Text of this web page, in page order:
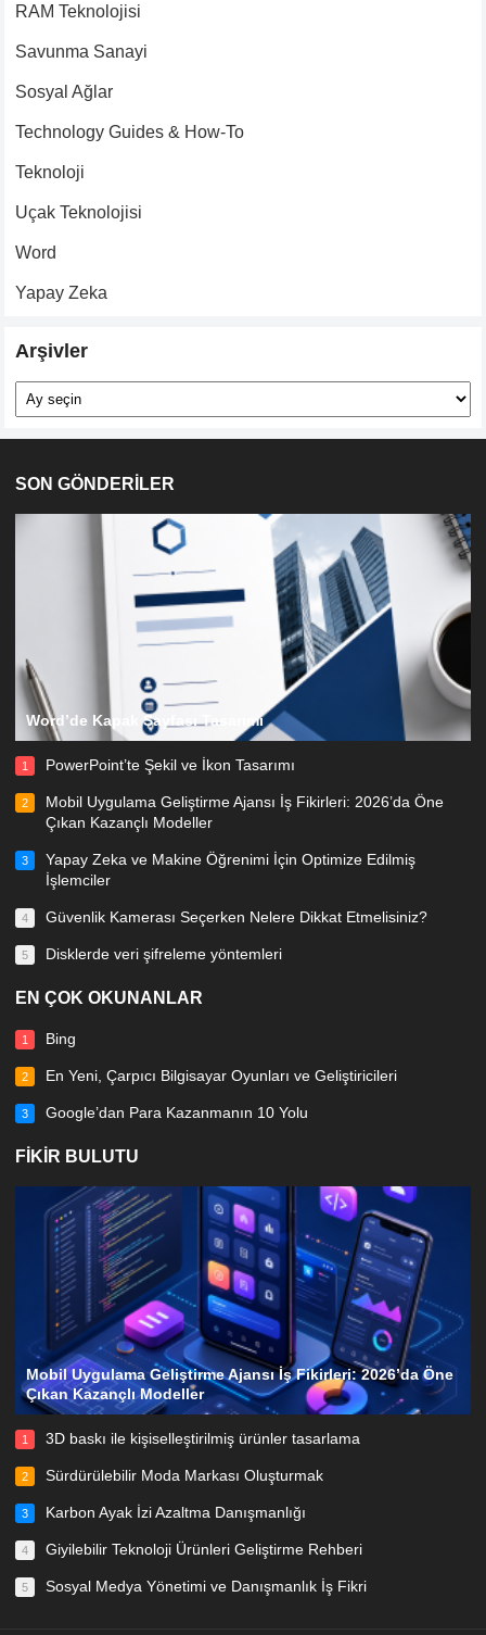
RAM Teknolojisi
Savunma Sanayi
Sosyal Ağlar
Technology Guides & How-To
Teknoloji
Uçak Teknolojisi
Word
Yapay Zeka
Arşivler
Arşivler
SON GÖNDERİLER
Word’de Kapak Sayfası Tasarımı
1 PowerPoint’te Şekil ve İkon Tasarımı
2
Mobil Uygulama Geliştirme Ajansı İş Fikirleri: 2026’da Öne
Çıkan Kazançlı Modeller
3
Yapay Zeka ve Makine Öğrenimi İçin Optimize Edilmiş
İşlemciler
4 Güvenlik Kamerası Seçerken Nelere Dikkat Etmelisiniz?
5 Disklerde veri şifreleme yöntemleri
EN ÇOK OKUNANLAR
1 Bing
2 En Yeni, Çarpıcı Bilgisayar Oyunları ve Geliştiricileri
3 Google’dan Para Kazanmanın 10 Yolu
FIKIR BULUTU
Mobil Uygulama Geliştirme Ajansı İş Fikirleri: 2026’da Öne
Çıkan Kazançlı Modeller
1 3D baskı ile kişiselleştirilmiş ürünler tasarlama
2 Sürdürülebilir Moda Markası Oluşturmak
3 Karbon Ayak İzi Azaltma Danışmanlığı
4 Giyilebilir Teknoloji Ürünleri Geliştirme Rehberi
5 Sosyal Medya Yönetimi ve Danışmanlık İş Fikri